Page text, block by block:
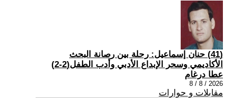
(41) حنان إسماعيل: رحلة بين رصانة البحث
الأكاديمي وسحر الإبداع الأدبي وأدب الطفل(2-2)
عطا درغام
2026 / 8 / 8
مقابلات و حوارات